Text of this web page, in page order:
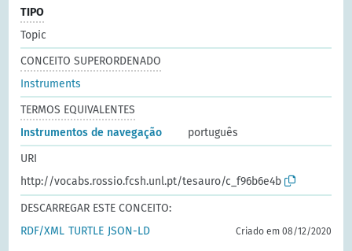
TIPO
Topic
CONCEITO SUPERORDENADO
Instruments
TERMOS EQUIVALENTES
Instrumentos de navegação
português
URI
http://vocabs.rossio.fcsh.unl.pt/tesauro/c_f96b6e4b
DESCARREGAR ESTE CONCEITO:
RDF/XML TURTLE JSON-LD Criado em 08/12/2020